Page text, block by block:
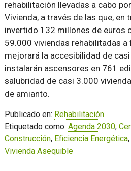
rehabilitación llevadas a cabo
Vivienda, a través de las que, en
invertido 132 millones de euros
59.000 viviendas rehabilitadas a
mejorará la accesibilidad de
instalarán ascensores en 761
salubridad de casi 3.000
de amianto.
Publicado en: Rehabilitación
Etiquetado como: Agenda 2030,
Construcción, Eficiencia Energética,
Vivienda Asequible